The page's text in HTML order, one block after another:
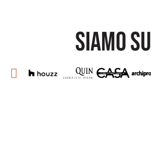
SIAMO SU